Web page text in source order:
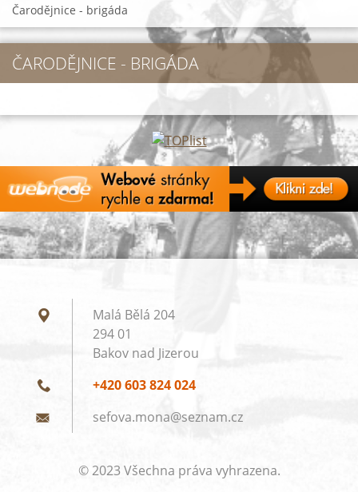
Čarodějnice - brigáda
ČARODĚJNICE - BRIGÁDA
Malá Bělá 204
294 01
Bakov nad Jizerou
+420 603 824 024
sefova.mona@seznam.cz
© 2023 Všechna práva vyhrazena.